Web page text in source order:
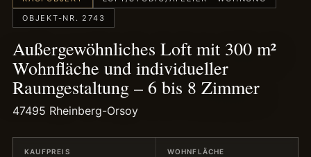
OBJEKT-NR. 2743
Außergewöhnliches Loft mit 300 m²
Wohnfläche und individueller
Raumgestaltung – 6 bis 8 Zimmer
47495 Rheinberg-Orsoy
KAUFPREIS WOHNFLÄCHE